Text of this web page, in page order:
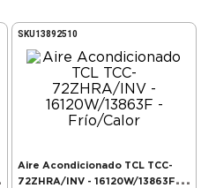
SKU13892510
Aire Acondicionado TCL TCC-
72ZHRA/INV - 16120W/13863F -